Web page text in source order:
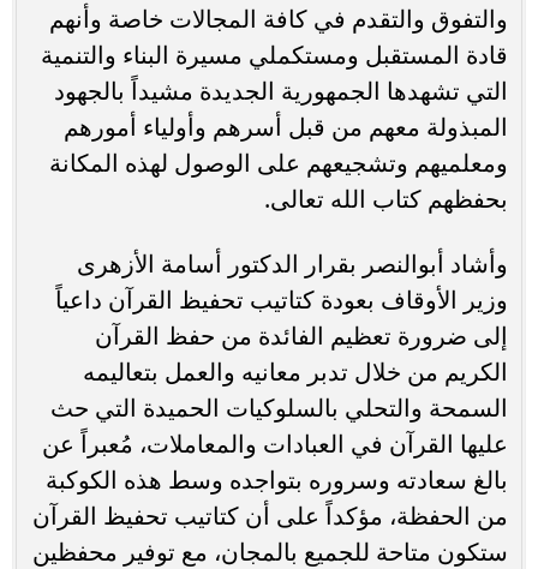
والتفوق والتقدم في كافة المجالات خاصة وأنهم
قادة المستقبل ومستكملي مسيرة البناء والتنمية
التي تشهدها الجمهورية الجديدة مشيداً بالجهود
المبذولة معهم من قبل أسرهم وأولياء أمورهم
ومعلميهم وتشجيعهم على الوصول لهذه المكانة
بحفظهم كتاب الله تعالى.
وأشاد أبوالنصر بقرار الدكتور أسامة الأزهرى
وزير الأوقاف بعودة كتاتيب تحفيظ القرآن داعياً
إلى ضرورة تعظيم الفائدة من حفظ القرآن
الكريم من خلال تدبر معانيه والعمل بتعاليمه
السمحة والتحلي بالسلوكيات الحميدة التي حث
عليها القرآن في العبادات والمعاملات، مُعبراً عن
بالغ سعادته وسروره بتواجده وسط هذه الكوكبة
من الحفظة، مؤكداً على أن كتاتيب تحفيظ القرآن
ستكون متاحة للجميع بالمجان، مع توفير محفظين